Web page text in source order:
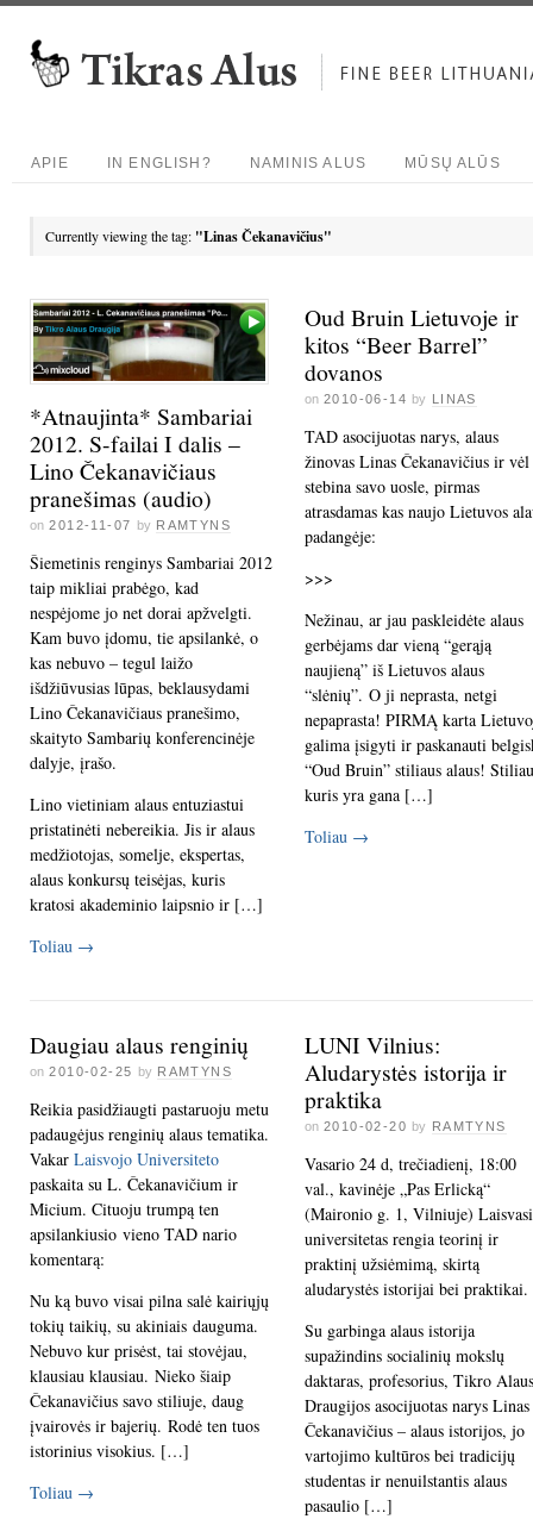
APIE IN ENGLISH? NAMINIS ALUS MŪSŲ ALŪS
Currently viewing the tag: "Linas Čekanavičius"
*Atnaujinta* Sambariai
2012. S-failai I dalis –
Lino Čekanavičiaus
pranešimas (audio)
on 2012-11-07 by RAMTYNS
Šiemetinis renginys Sambariai 2012
taip mikliai prabėgo, kad
nespėjome jo net dorai apžvelgti.
Kam buvo įdomu, tie apsilankė, o
kas nebuvo – tegul laižo
išdžiūvusias lūpas, beklausydami
Lino Čekanavičiaus pranešimo,
skaityto Sambarių konferencinėje
dalyje, įrašo.
Lino vietiniam alaus entuziastui
pristatinėti nebereikia. Jis ir alaus
medžiotojas, somelje, ekspertas,
alaus konkursų teisėjas, kuris
kratosi akademinio laipsnio ir […]
Toliau →
Oud Bruin Lietuvoje ir
kitos “Beer Barrel”
dovanos
on 2010-06-14 by LINAS
TAD asocijuotas narys, alaus
žinovas Linas Čekanavičius ir vėl
stebina savo uosle, pirmas
atrasdamas kas naujo Lietuvos
padangėje:
>>>
Nežinau, ar jau paskleidėte alaus
gerbėjams dar vieną “gerąją
naujieną” iš Lietuvos alaus
“slėnių”. O ji neprasta, netgi
nepaprasta! PIRMĄ karta
galima įsigyti ir paskanauti
“Oud Bruin” stiliaus alaus!
kuris yra gana […]
Toliau →
Daugiau alaus renginių
on 2010-02-25 by RAMTYNS
Reikia pasidžiaugti pastaruoju metu
padaugėjus renginių alaus tematika.
Vakar Laisvojo Universiteto
paskaita su L. Čekanavičium ir
Micium. Cituoju trumpą ten
apsilankiusio vieno TAD nario
komentarą:
Nu ką buvo visai pilna salė kairiųjų
tokių taikių, su akiniais dauguma.
Nebuvo kur prisėst, tai stovėjau,
klausiau klausiau. Nieko šiaip
Čekanavičius savo stiliuje, daug
įvairovės ir bajerių. Rodė ten tuos
istorinius visokius. […]
Toliau →
LUNI Vilnius:
Aludarystės istorija ir
praktika
on 2010-02-20 by RAMTYNS
Vasario 24 d, trečiadienį, 18:00
val., kavinėje „Pas Erlicką“
(Maironio g. 1, Vilniuje)
universitetas rengia teorinį ir
praktinį užsiėmimą, skirtą
aludarystės istorijai bei praktikai.
Su garbinga alaus istorija
supažindins socialinių mokslų
daktaras, profesorius, Tikro Alaus
Draugijos asocijuotas narys Linas
Čekanavičius – alaus istorijos, jo
vartojimo kultūros bei tradicijų
studentas ir nenuilstantis alaus
pasaulio […]